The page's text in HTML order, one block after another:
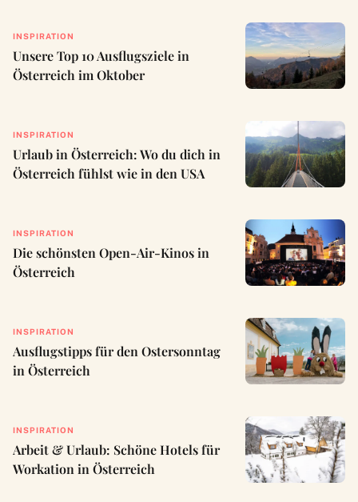
INSPIRATION
Unsere Top 10 Ausflugsziele in
Österreich im Oktober
INSPIRATION
Urlaub in Österreich: Wo du dich in
Österreich fühlst wie in den USA
INSPIRATION
Die schönsten Open-Air-Kinos in
Österreich
INSPIRATION
Ausflugstipps für den Ostersonntag
in Österreich
INSPIRATION
Arbeit & Urlaub: Schöne Hotels für
Workation in Österreich